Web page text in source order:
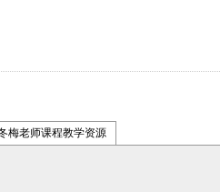
梅老师课程教学资源